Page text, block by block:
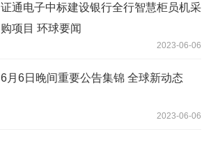
证通电子中标建设银行全行智慧柜员机采
购项目 环球要闻
2023-06-06
6月6日晚间重要公告集锦 全球新动态
2023-06-06